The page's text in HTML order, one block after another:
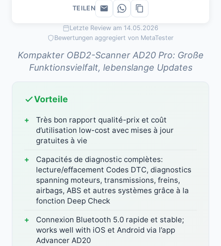
Letzte Review am 14.05.2026
Bewertungen aggregiert von MetaTester
Kompakter OBD2-Scanner AD20 Pro: Große
Funktionsvielfalt, lebenslange Updates
Vorteile
Très bon rapport qualité-prix et coût
d’utilisation low-cost avec mises à jour
gratuites à vie
Capacités de diagnostic complètes:
lecture/effacement Codes DTC, diagnostics
spanning moteurs, transmissions, freins,
airbags, ABS et autres systèmes grâce à la
fonction Deep Check
Connexion Bluetooth 5.0 rapide et stable;
works well with iOS et Android via l’app
Advancer AD20
TEILEN